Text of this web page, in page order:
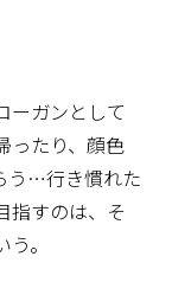
ーガンとして
ったり、顔色
う…行き慣れた
指すのは、そ
。